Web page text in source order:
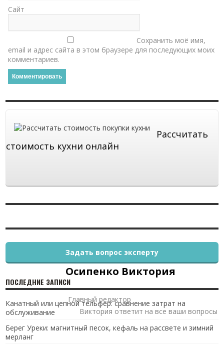
Сайт
Сохранить моё имя,
email и адрес сайта в этом браузере для последующих моих
комментариев.
Рассчитать
стоимость кухни онлайн
Осипенко Виктория
Главный редактор
Виктория ответит на все ваши вопросы
Задать вопрос эксперту
ПОСЛЕДНИЕ ЗАПИСИ
Канатный или цепной тельфер: сравнение затрат на
обслуживание
Берег Уреки: магнитный песок, кефаль на рассвете и зимний
мерланг